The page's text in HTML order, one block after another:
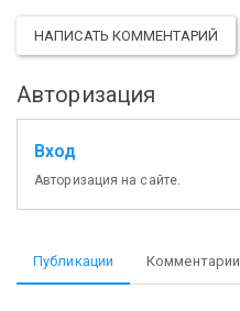
НАПИСАТЬ КОММЕНТАРИЙ
Авторизация
Вход
Авторизация на сайте.
Публикации Комментарии